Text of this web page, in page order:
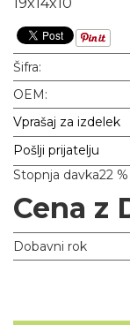
Šifra:
OEM:
Vprašaj za izdelek
Pošlji prijatelju
Stopnja davka22 %
Cena z
Dobavni rok